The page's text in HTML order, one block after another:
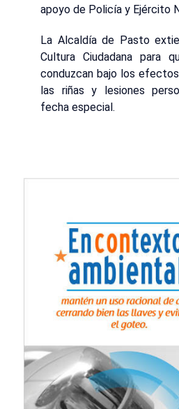
apoyo de Policía y Ejército
La Alcaldía de Pasto
Cultura Ciudadana para
conduzcan bajo los
las riñas y lesiones
fecha especial.